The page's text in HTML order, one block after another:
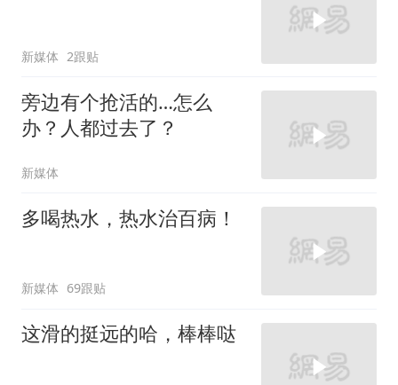
新媒体 2跟贴
旁边有个抢活的…怎么
办？人都过去了？
新媒体
多喝热水，热水治百病！
新媒体 69跟贴
这滑的挺远的哈，棒棒哒